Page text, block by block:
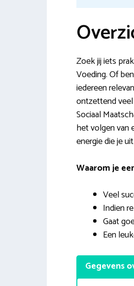
Zoek jij iets
Voeding. Of
iedereen
ontzettend
Sociaal
het volgen van
energie die je
Waarom je
Veel
Indien
Gaat
Een
Gegevens